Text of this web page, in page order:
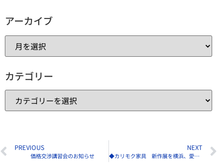
アーカイブ
カテゴリー
PREVIOUS
価格交渉講習会のお知らせ
NEXT
◆カリモク家具 新作展を横浜、愛知、西宮のSRで順次開催